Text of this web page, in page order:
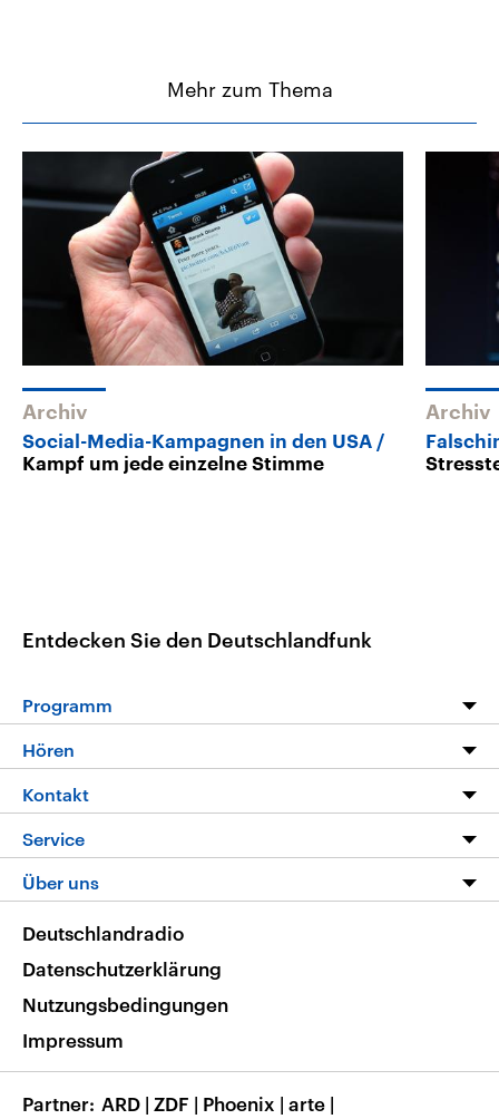
Mehr zum Thema
Archiv
Social-Media-Kampagnen in den USA
Kampf um jede einzelne Stimme
Archiv
Entdecken Sie den Deutschlandfunk
Programm
Die Nachrichten
Nachrichtenleicht
Neue Beiträge auf dlf.de
Hören
Livestream
Podcasts
Deutschlandfunk App
Nachrichten App
Frequenzen
Kontakt
Service
FAQ
Veranstaltungen
Musikliste
RSS
Über uns
Barrierefreiheit
Deutschlandradio
Datenschutzerklärung
Nutzungsbedingungen
Impressum
Partner ARD | ZDF | Phoenix | arte |